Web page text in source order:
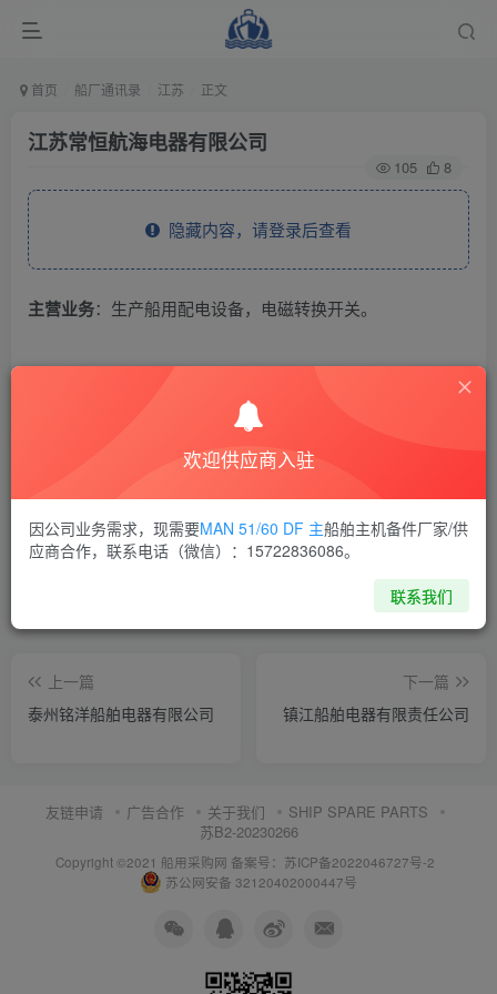
首页 船厂通讯录 江苏 正文
江苏常恒航海电器有限公司
105 8
隐藏内容，请登录后查看
主营业务：生产船用配电设备，电磁转换开关。
THE END
喜欢就支持一下吧
上一篇
泰州铭洋船舶电器有限公司
下一篇
镇江船舶电器有限责任公司
友链申请 广告合作 关于我们
SHIP SPARE PARTS
苏B2-20230266
Copyright ©2021 船用采购网 备案号：苏ICP备2022046727号-2
苏公网安备 32120402000447号
欢迎供应商入驻
因公司业务需求，现需要MAN 51/60 DF 主船舶主机备件厂家/供
应商合作，联系电话（微信）：15722836086。
联系我们